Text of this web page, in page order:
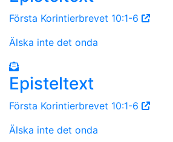
Första Korintierbrevet 10:1-6
Älska inte det onda
Episteltext
Första Korintierbrevet 10:1-6
Älska inte det onda